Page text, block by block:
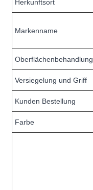
Herkunftsort
Markenname
Oberflächenbehandlung
Versiegelung und Griff
Kunden Bestellung
Farbe